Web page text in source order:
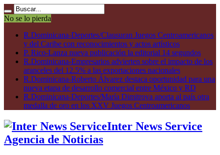
No se lo pierda
R.Dominicana-Deportes/Clausuran Juegos Centroamericanos
y del Caribe con reconocimientos y actos artísticos
P. Rico-Lanza nueva publicación la editorial 14 segundos
R.Dominicana-Empresarios advierten sobre el impacto de los
aranceles del 12.5% a las exportaciones nacionales
R.Dominicana-Roberto Álvarez destaca oportunidad para una
nueva etapa de desarrollo comercial entre México y RD
R.Dominicana-Deportes/María Dimitrova aporta al país otra
medalla de oro en los XXV Juegos Centroamericanos
Inter News Service
Agencia de Noticias